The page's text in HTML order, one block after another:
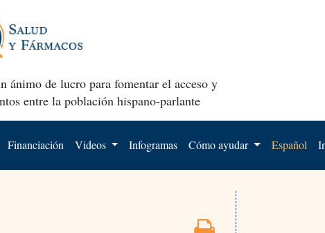
ánimo de lucro para fomentar el acceso y
entre la población hispano-parlante
Financiación Videos Infogramas Cómo ayudar Español